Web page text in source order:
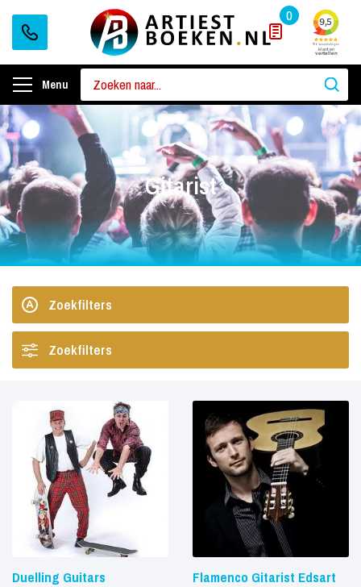
0
Menu
Gitarist
Zoekfilters
Zoekfilters
Duelling Guitars Flamenco Gitarist Edsart